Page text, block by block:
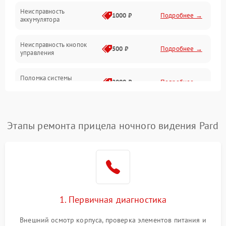
Неисправность
аккумулятора
1000 ₽ Подробнее →
Неисправность кнопок
управления
500 ₽ Подробнее →
Поломка системы
2000 ₽ Подробнее →
1000 ₽
Повреждение системы
1000 ₽ Подробнее →
Этапы ремонта прицела ночного видения Pard
1. Первичная диагностика
Внешний осмотр корпуса, проверка элементов питания и